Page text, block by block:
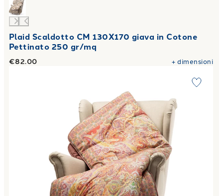
Plaid Scaldotto CM 130X170 giava in Cotone
Pettinato 250 gr/mq
€82.00 +dimensioni